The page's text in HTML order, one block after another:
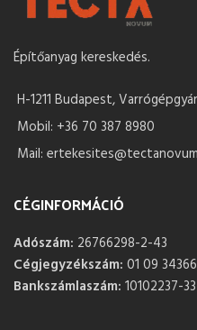
Építőanyag kereskedés.
H-1211 Budapest,
Mobil: +36 70 387 8980
Mail:
CÉGINFORMÁCIÓ
Adószám: 26766298-2-43
Cégjegyzékszám: 01 09
Bankszámlaszám: 10102237-